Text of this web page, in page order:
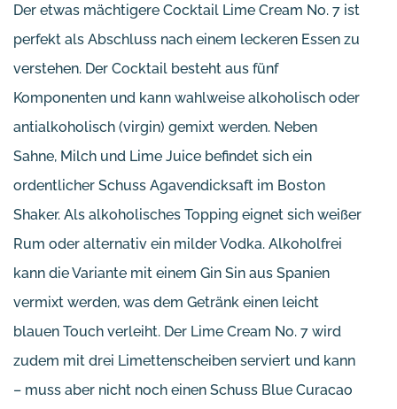
Der etwas mächtigere Cocktail Lime Cream No. 7 ist
perfekt als Abschluss nach einem leckeren Essen zu
verstehen. Der Cocktail besteht aus fünf
Komponenten und kann wahlweise alkoholisch oder
antialkoholisch (virgin) gemixt werden. Neben
Sahne, Milch und Lime Juice befindet sich ein
ordentlicher Schuss Agavendicksaft im Boston
Shaker. Als alkoholisches Topping eignet sich weißer
Rum oder alternativ ein milder Vodka. Alkoholfrei
kann die Variante mit einem Gin Sin aus Spanien
vermixt werden, was dem Getränk einen leicht
blauen Touch verleiht. Der Lime Cream No. 7 wird
zudem mit drei Limettenscheiben serviert und kann
– muss aber nicht noch einen Schuss Blue Curacao